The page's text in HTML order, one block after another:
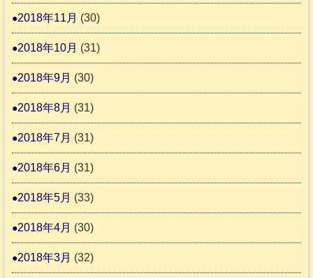
2018年11月 (30)
2018年10月 (31)
2018年9月 (30)
2018年8月 (31)
2018年7月 (31)
2018年6月 (31)
2018年5月 (33)
2018年4月 (30)
2018年3月 (32)